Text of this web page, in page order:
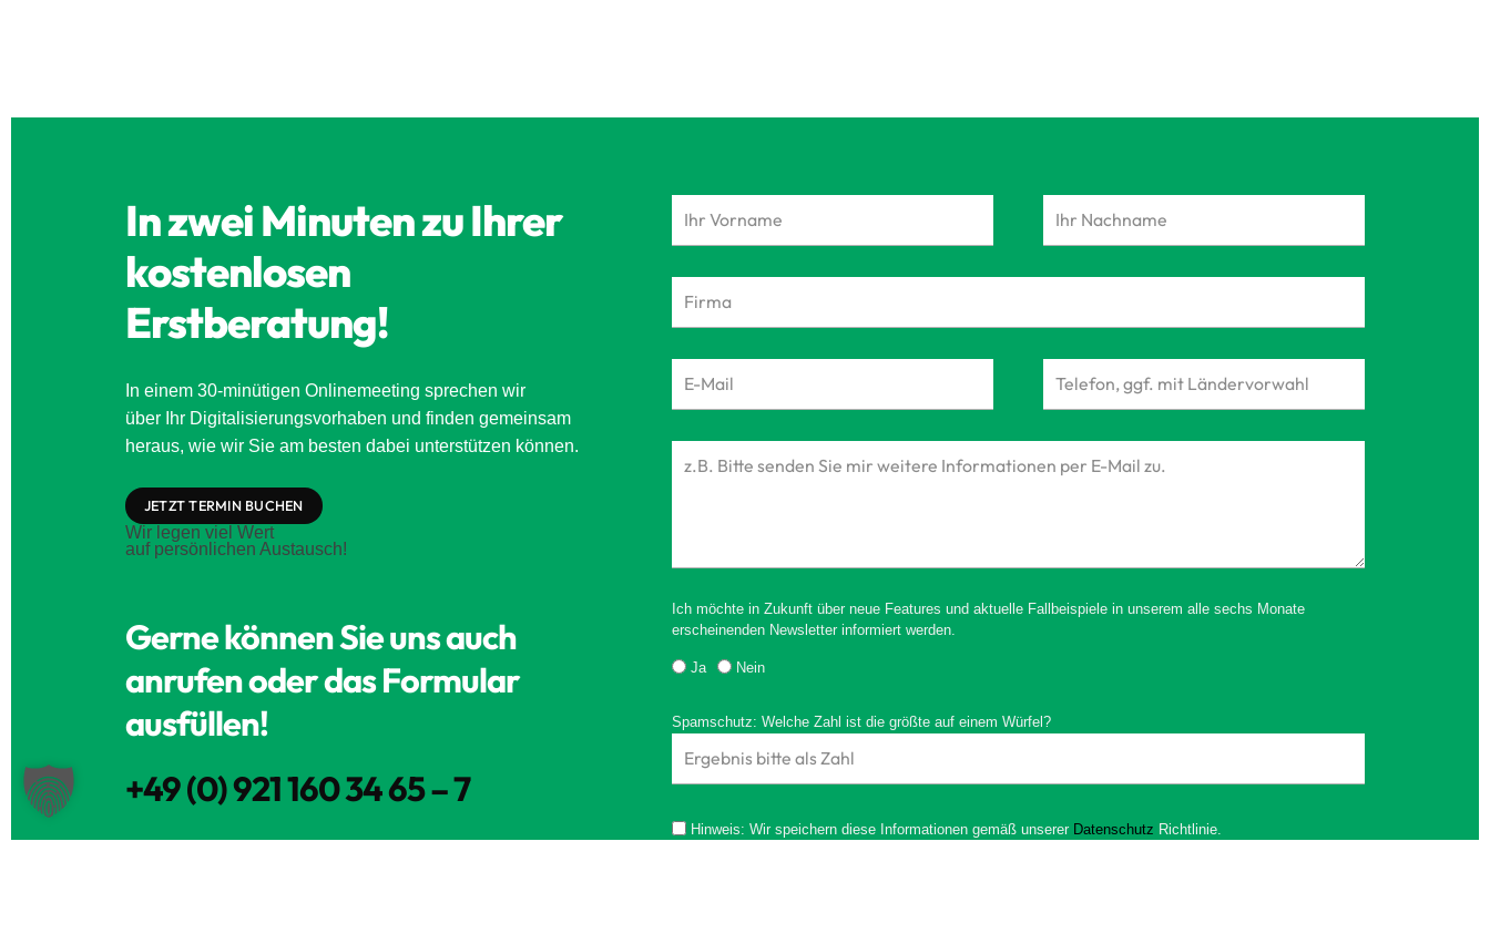
In zwei Minuten zu Ihrer
kostenlosen
Erstberatung!
In einem 30-minütigen Onlinemeeting sprechen wir
über Ihr Digitalisierungsvorhaben und finden gemeinsam
heraus, wie wir Sie am besten dabei unterstützen können.
JETZT TERMIN BUCHEN
Wir legen viel Wert
auf persönlichen Austausch!
Gerne können Sie uns auch
anrufen oder das Formular
ausfüllen!
+49 (0) 921 160 34 65 – 7
Ich möchte in Zukunft über neue Features und aktuelle Fallbeispiele in unserem alle sechs Monate
erscheinenden Newsletter informiert werden.
Ja Nein
Spamschutz: Welche Zahl ist die größte auf einem Würfel?
Hinweis: Wir speichern diese Informationen gemäß unserer Datenschutz Richtlinie.